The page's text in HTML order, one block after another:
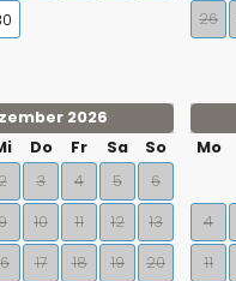
26
2026
Do Fr Sa
So
3 4 5
6
10 11 12
13
17 18 19
20
Mo
4
11